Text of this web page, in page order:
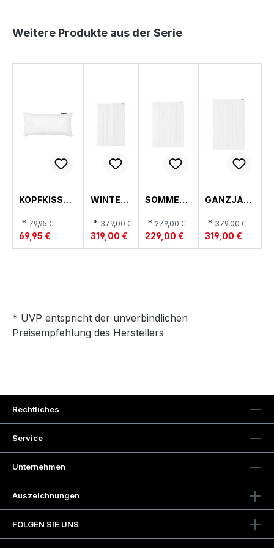
Produktgalerie überspringen
Weitere Produkte aus der Serie
KOPFKISSEN
REGENERATI
ON
KOPFKISSEN
* 79,95 €
69,95 €
WINTER
REGENE
RATION
DUOBET
T
* 379,00 €
319,00 €
SOMMER
REGENER
ATION
LEICHTBE
TT
* 279,00 €
229,00 €
GANZJAH
REGENERA
TION
SOLOBETT
* 379,00 €
319,00 €
* UVP entspricht der unverbindlichen
Preisempfehlung des Herstellers
Rechtliches
Service
Unternehmen
Auszeichnungen
FOLGEN SIE UNS